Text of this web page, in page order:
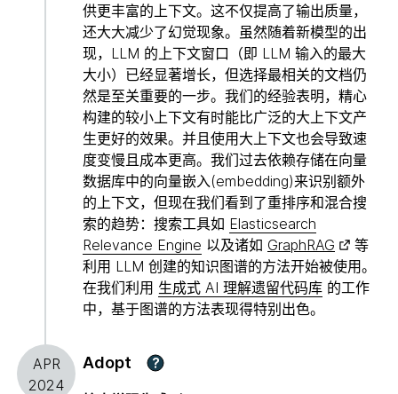
供更丰富的上下文。这不仅提高了输出质量，
还大大减少了幻觉现象。虽然随着新模型的出
现，LLM 的上下文窗口（即 LLM 输入的最大
大小）已经显著增长，但选择最相关的文档仍
然是至关重要的一步。我们的经验表明，精心
构建的较小上下文有时能比广泛的大上下文产
生更好的效果。并且使用大上下文也会导致速
度变慢且成本更高。我们过去依赖存储在向量
数据库中的向量嵌入(embedding)来识别额外
的上下文，但现在我们看到了重排序和混合搜
索的趋势：搜索工具如 Elasticsearch
Relevance Engine 以及诸如 GraphRAG
等
利用 LLM 创建的知识图谱的方法开始被使用。
在我们利用 生成式 AI 理解遗留代码库 的工作
中，基于图谱的方法表现得特别出色。
APR
2024
Adopt ?